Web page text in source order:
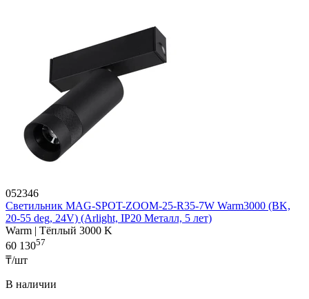
052346
Светильник MAG-SPOT-ZOOM-25-R35-7W Warm3000 (BK,
20-55 deg, 24V) (Arlight, IP20 Металл, 5 лет)
Warm | Тёплый 3000 K
60 13057
₸/шт
В наличии